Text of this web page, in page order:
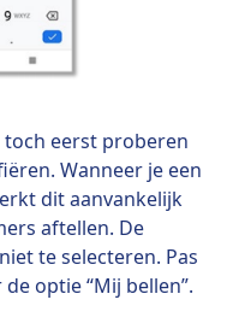
eerst proberen
Wanneer je een
dit aanvankelijk
aftellen. De
te selecteren. Pas
optie “Mij bellen”.